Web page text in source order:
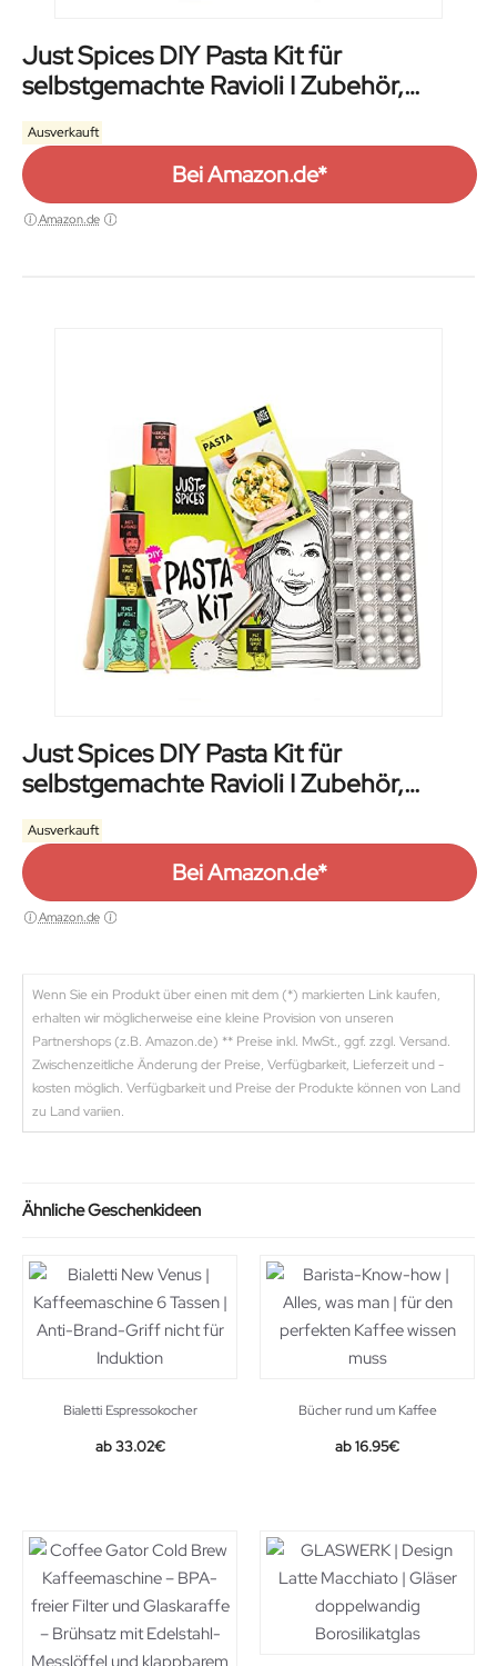
Just Spices DIY Pasta Kit für
selbstgemachte Ravioli I Zubehör,
Gewürzmixe und Anleitung
Ausverkauft
Bei Amazon.de*
Amazon.de
Just Spices DIY Pasta Kit für
selbstgemachte Ravioli I Zubehör,
Gewürzmixe und Anleitung
Ausverkauft
Bei Amazon.de*
Amazon.de
Wenn Sie ein Produkt über einen mit dem (*) markierten Link kaufen,
erhalten wir möglicherweise eine kleine Provision von unseren
Partnershops (z.B. Amazon.de) ** Preise inkl. MwSt., ggf. zzgl. Versand.
Zwischenzeitliche Änderung der Preise, Verfügbarkeit, Lieferzeit und -
kosten möglich. Verfügbarkeit und Preise der Produkte können von Land
zu Land variien.
Ähnliche Geschenkideen
Bialetti Espressokocher
33.02€
Bücher rund um Kaffee
16.95€